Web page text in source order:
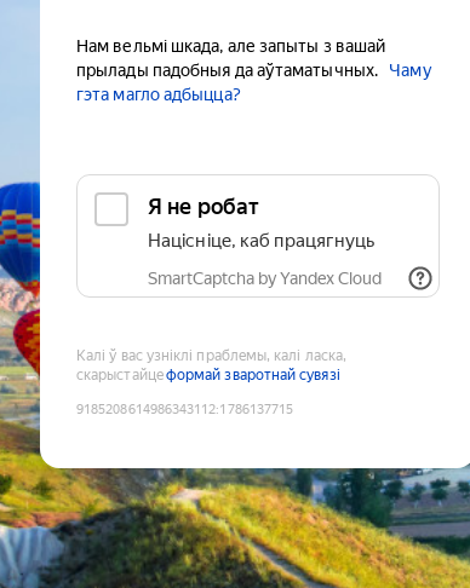
Нам вельмі шкада, але запыты з вашай
прылады падобныя да аўтаматычных.
Чаму
гэта магло адбыцца?
Я не робат
Націсніце, каб працягнуць
SmartCaptcha by Yandex Cloud
Калі ў вас узніклі праблемы, калі ласка,
скарыстайцеформай зваротнай сувязі
9185208614986343112:1786137715